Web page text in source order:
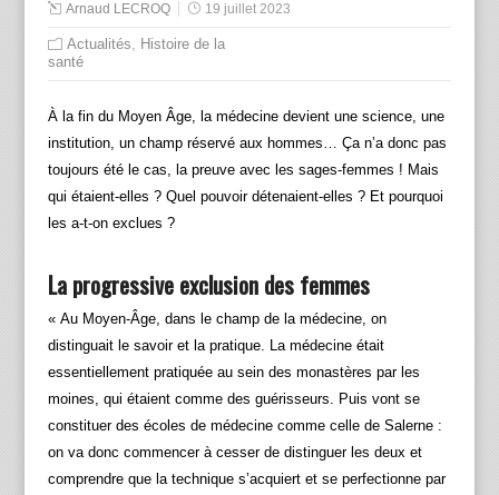
Arnaud LECROQ 19 juillet 2023
Actualités, Histoire de la
santé
À la fin du Moyen Âge, la médecine devient une science, une
institution, un champ réservé aux hommes… Ça n’a donc pas
toujours été le cas, la preuve avec les sages-femmes ! Mais
qui étaient-elles ? Quel pouvoir détenaient-elles ? Et pourquoi
les a-t-on exclues ?
La progressive exclusion des femmes
« Au Moyen-Âge, dans le champ de la médecine, on
distinguait le savoir et la pratique. La médecine était
essentiellement pratiquée au sein des monastères par les
moines, qui étaient comme des guérisseurs. Puis vont se
constituer des écoles de médecine comme celle de Salerne :
on va donc commencer à cesser de distinguer les deux et
comprendre que la technique s’acquiert et se perfectionne par